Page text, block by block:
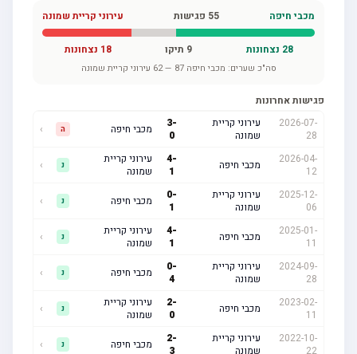
מכבי חיפה 55פגישות עירוני קריית שמונה
28נצחונות תיקו 18נצחונות
סה"כ שערים:מכבי חיפה87
—
62עירוני קריית שמונה
פגישות אחרונות
2026-07-
עירוני קריית
שמונה
מכבי חיפה
2026-04-
12
מכבי חיפה
עירוני קריית
שמונה
2025-12-
עירוני קריית
שמונה
מכבי חיפה
2025-01-
מכבי חיפה
עירוני קריית
שמונה
2024-09-
עירוני קריית
שמונה
מכבי חיפה
2023-02-
מכבי חיפה
עירוני קריית
שמונה
2022-10-
22
עירוני קריית
שמונה
מכבי חיפה